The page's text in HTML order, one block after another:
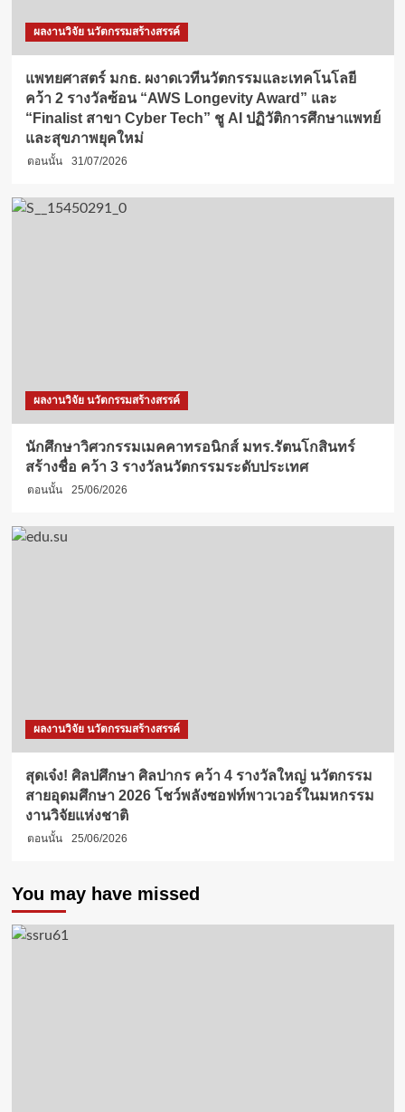
ผลงานวิจัย นวัตกรรมสร้างสรรค์
แพทยศาสตร์ มกธ. ผงาดเวทีนวัตกรรมและเทคโนโลยี
คว้า 2 รางวัลซ้อน “AWS Longevity Award” และ
“Finalist สาขา Cyber Tech” ชู AI ปฏิวัติการศึกษาแพทย์
และสุขภาพยุคใหม่
ตอนนั้น 31/07/2026
ผลงานวิจัย นวัตกรรมสร้างสรรค์
นักศึกษาวิศวกรรมเมคคาทรอนิกส์ มทร.รัตนโกสินทร์
สร้างชื่อ คว้า 3 รางวัลนวัตกรรมระดับประเทศ
ตอนนั้น 25/06/2026
ผลงานวิจัย นวัตกรรมสร้างสรรค์
สุดเจ๋ง! ศิลปศึกษา ศิลปากร คว้า 4 รางวัลใหญ่ นวัตกรรม
สายอุดมศึกษา 2026 โชว์พลังซอฟท์พาวเวอร์ในมหกรรม
งานวิจัยแห่งชาติ
ตอนนั้น 25/06/2026
You may have missed